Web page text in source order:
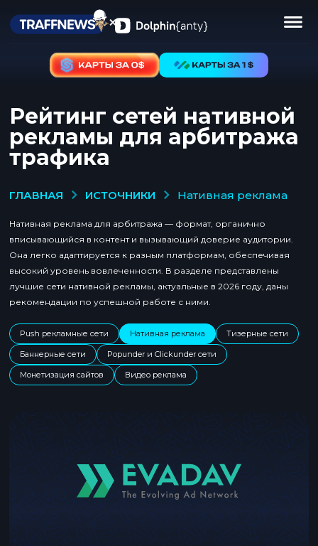
Рейтинг сетей нативной
рекламы для арбитража
трафика
ГЛАВНАЯ ИСТОЧНИКИ нативная реклама
Нативная реклама для арбитража — формат, органично
вписывающийся в контент и вызывающий доверие аудитории.
Она легко адаптируется к разным платформам, обеспечивая
высокий уровень вовлеченности. В разделе представлены
лучшие сети нативной рекламы, актуальные в 2026 году, даны
рекомендации по успешной работе с ними.
Push рекламные сети Нативная реклама Тизерные сети
Баннерные сети Popunder и Clickunder сети
Монетизация сайтов Видео реклама